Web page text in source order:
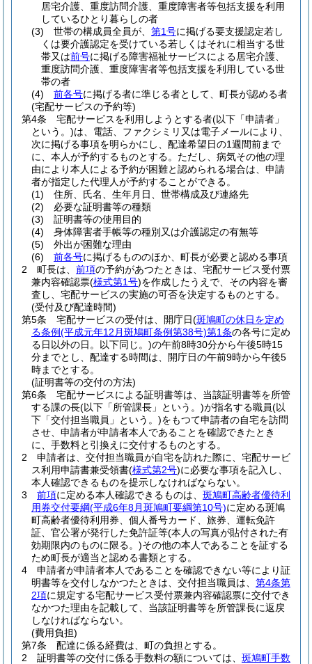
居宅介護、重度訪問介護、重度障害者等包括支援を利用
しているひとり暮らしの者
(3)
世帯の構成員全員が、 第1号に掲げる要支援認定若し
くは要介護認定を受けている若しくはそれに相当する世
帯又は前号に掲げる障害福祉サービスによる居宅介護、
重度訪問介護、重度障害者等包括支援を利用している世
帯の者
(4)
前各号に掲げる者に準じる者として、町長が認める者
(宅配サービスの予約等)
第4条
宅配サービスを利用しようとする者(以下「申請者」
という。)は、電話、ファクシミリ又は電子メールにより、
次に掲げる事項を明らかにし、配達希望日の1週間前まで
に、本人が予約するものとする。 ただし、病気その他の理
由により本人による予約が困難と認められる場合は、申請
者が指定した代理人が予約することができる。
(1)
住所、氏名、生年月日、世帯構成及び連絡先
(2)
必要な証明書等の種類
(3)
証明書等の使用目的
(4)
身体障害者手帳等の種別又は介護認定の有無等
(5)
外出が困難な理由
(6)
前各号に掲げるもののほか、町長が必要と認める事項
2
町長は、 前項の予約があつたときは、宅配サービス受付票
兼内容確認票(様式第1号)を作成したうえで、その内容を審
査し、宅配サービスの実施の可否を決定するものとする。
(受付及び配達時間)
第5条
宅配サービスの受付は、開庁日(斑鳩町の休日を定め
る条例(平成元年12月斑鳩町条例第38号)第1条の各号に定め
る日以外の日。以下同じ。)の午前8時30分から午後5時15
分までとし、配達する時間は、開庁日の午前9時から午後5
時までとする。
(証明書等の交付の方法)
第6条
宅配サービスによる証明書等は、当該証明書等を所管
する課の長(以下「所管課長」という。)が指名する職員(以
下「交付担当職員」という。)をもつて申請者の自宅を訪問
させ、申請者が申請者本人であることを確認できたとき
に、手数料と引換えに交付するものとする。
2
申請者は、交付担当職員が自宅を訪れた際に、宅配サービ
ス利用申請書兼受領書(様式第2号)に必要な事項を記入し、
本人確認できるものを提示しなければならない。
3
前項に定める本人確認できるものは、 斑鳩町高齢者優待利
用券交付要綱(平成6年8月斑鳩町要綱第10号)に定める斑鳩
町高齢者優待利用券、個人番号カード、旅券、運転免許
証、官公署が発行した免許証等(本人の写真が貼付された有
効期限内のものに限る。)その他の本人であることを証する
ため町長が適当と認める書類とする。
4
申請者が申請者本人であることを確認できない等により証
明書等を交付しなかつたときは、交付担当職員は、 第4条第
2項に規定する宅配サービス受付票兼内容確認票に交付でき
なかつた理由を記載して、当該証明書等を所管課長に返戻
しなければならない。
(費用負担)
第7条
配達に係る経費は、町の負担とする。
2
証明書等の交付に係る手数料の額については、 斑鳩町手数